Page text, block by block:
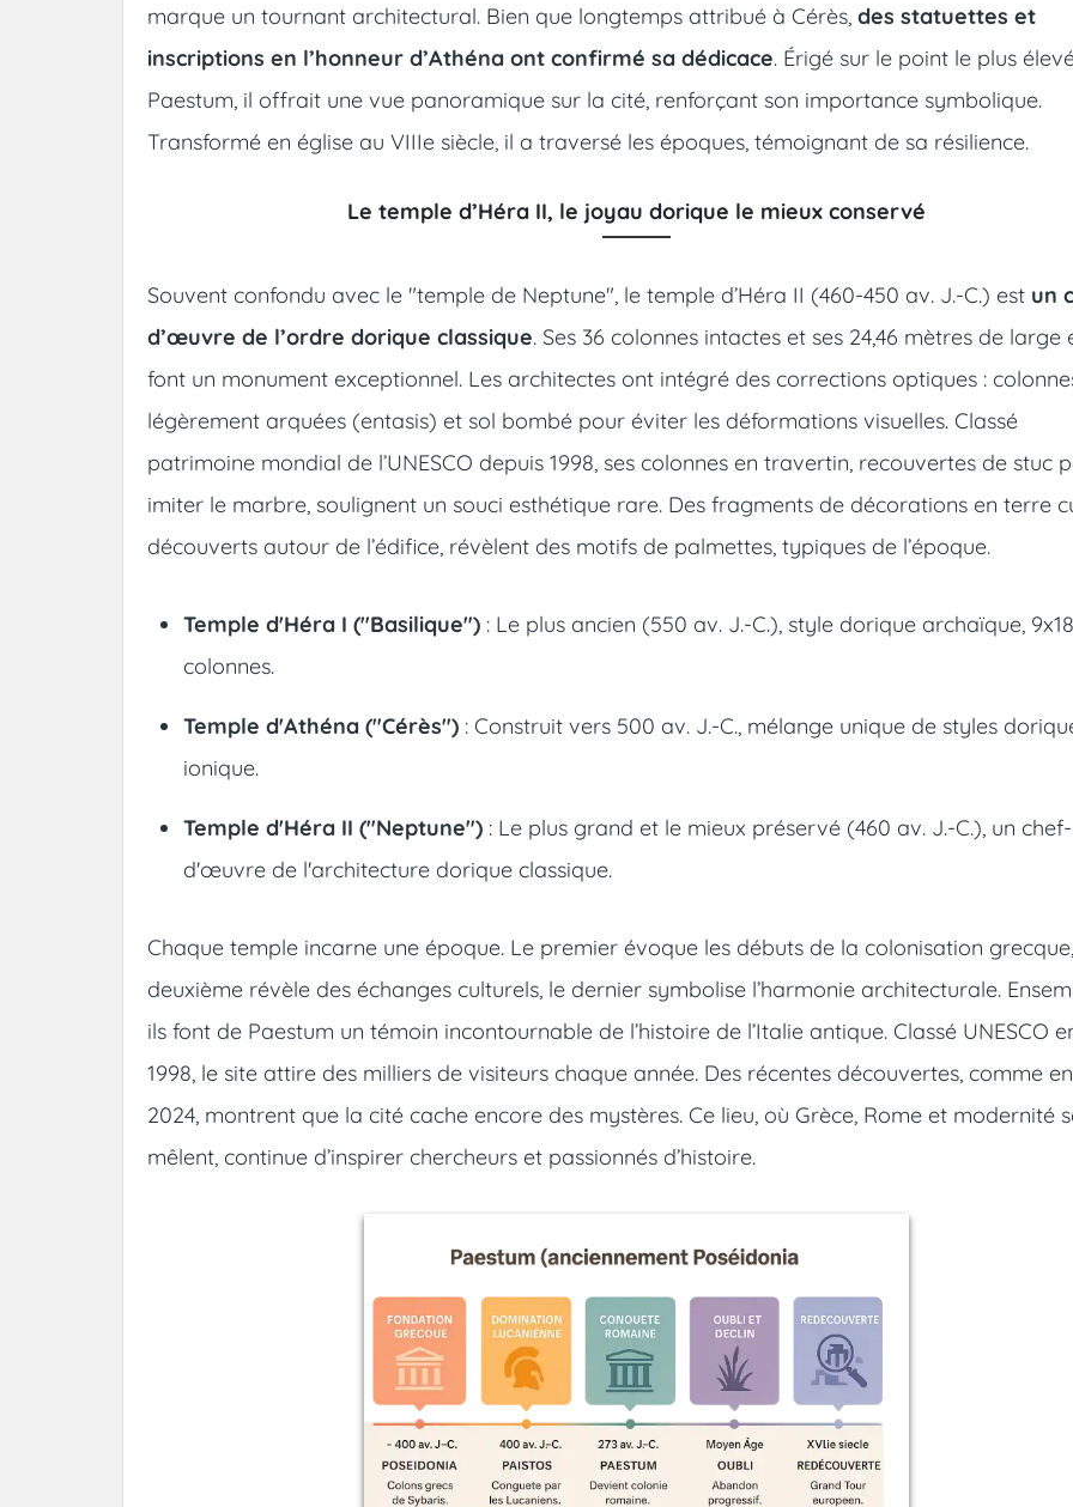
marque un tournant architectural. Bien que longtemps attribué à Cérès, des statuettes et
inscriptions en l’honneur d’Athéna ont confirmé sa dédicace. Érigé sur le point le plus
Paestum, il offrait une vue panoramique sur la cité, renforçant son importance symbolique.
Transformé en église au VIIIe siècle, il a traversé les époques, témoignant de sa résilience.
Le temple d’Héra II, le joyau dorique le mieux conservé
Souvent confondu avec le "temple de Neptune", le temple d’Héra II (460-450 av. J.-C.) est un
d’œuvre de l’ordre dorique classique. Ses 36 colonnes intactes et ses 24,46 mètres de large
font un monument exceptionnel. Les architectes ont intégré des corrections optiques :
légèrement arquées (entasis) et sol bombé pour éviter les déformations visuelles. Classé
patrimoine mondial de l’UNESCO depuis 1998, ses colonnes en travertin, recouvertes de stuc
imiter le marbre, soulignent un souci esthétique rare. Des fragments de décorations en terre
découverts autour de l’édifice, révèlent des motifs de palmettes, typiques de l’époque.
Temple d'Héra I ("Basilique") : Le plus ancien (550 av. J.-C.), style dorique archaïque, 9x18
colonnes.
Temple d'Athéna ("Cérès") : Construit vers 500 av. J.-C., mélange unique de styles
ionique.
Temple d'Héra II ("Neptune") : Le plus grand et le mieux préservé (460 av. J.-C.), un chef-
d'œuvre de l'architecture dorique classique.
Chaque temple incarne une époque. Le premier évoque les débuts de la colonisation
deuxième révèle des échanges culturels, le dernier symbolise l’harmonie architecturale.
ils font de Paestum un témoin incontournable de l’histoire de l’Italie antique. Classé UNESCO
1998, le site attire des milliers de visiteurs chaque année. Des récentes découvertes, comme en
2024, montrent que la cité cache encore des mystères. Ce lieu, où Grèce, Rome et modernité
mêlent, continue d’inspirer chercheurs et passionnés d’histoire.